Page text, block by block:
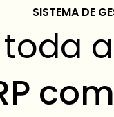
SISTEMA DE